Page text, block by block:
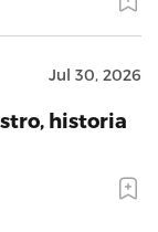
Jul 30, 2026
historia